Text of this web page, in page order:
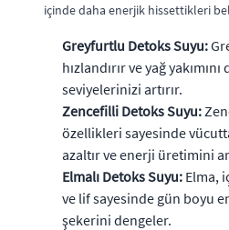
içinde daha enerjik hissettikleri
Greyfurtlu Detoks Suyu:
hızlandırır ve yağ
seviyelerinizi artırır.
Zencefilli Detoks Suyu:
özellikleri sayesinde
azaltır ve enerji üretimini
Elmalı Detoks Suyu: Elma,
ve lif sayesinde gün boyu
şekerini dengeler.